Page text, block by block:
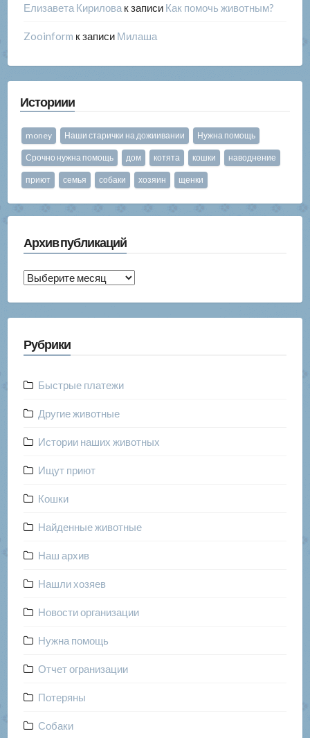
Елизавета Кириловак записи Как помочь животным?
Zooinform к записи Милаша
Историии
money Наши старички на дожиивании Нужна помощь
Срочно нужна помощь дом котята кошки наводнение
приют семья собаки хозяин щенки
Архив публикаций
Архив
Рубрики
Быстрые платежи
Другие животные
Истории наших животных
Ищут приют
Кошки
Найденные животные
Наш архив
Нашли хозяев
Новости организации
Нужна помощь
Отчет огранизации
Потеряны
Собаки